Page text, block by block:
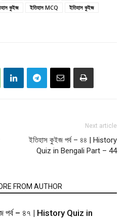
কুইজ ইতিহাস MCQ
ইতিহাস কুইজ
Next article
ইতিহাস কুইজ পর্ব – ৪৪ | History
Quiz in Bengali Part – 44
FROM AUTHOR
পর্ব – ৪৭ | History Quiz in